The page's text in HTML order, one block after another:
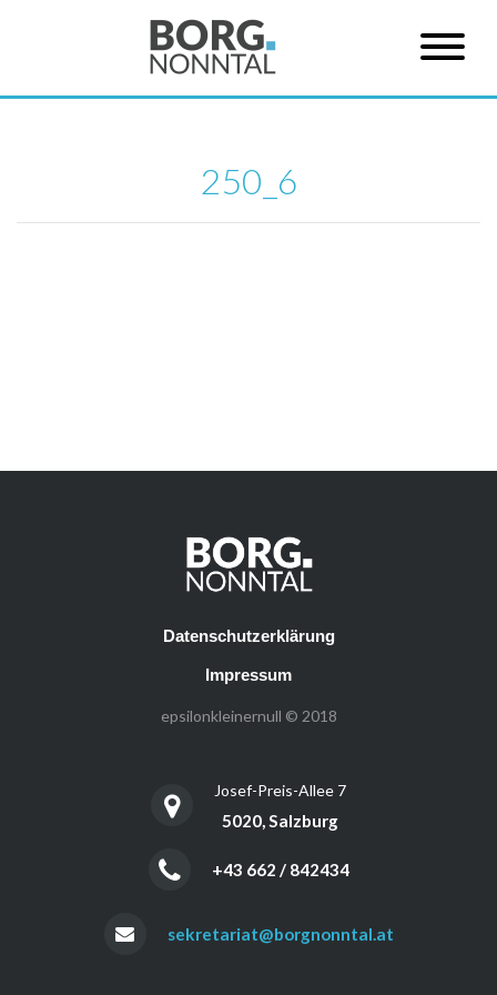
250_6
Datenschutzerklärung
Impressum
epsilonkleinernull © 2018
Josef-Preis-Allee 7
5020, Salzburg
+43 662 / 842434
sekretariat@borgnonntal.at